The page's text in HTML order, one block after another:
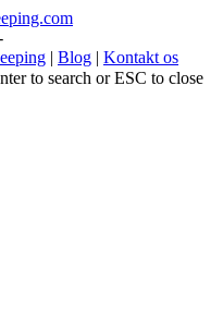
| Blog | Kontakt os
to search or ESC to close